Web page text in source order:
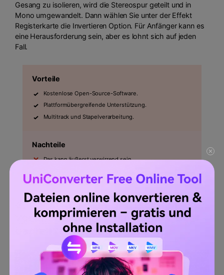
Gesang zu isolieren, wird die Stereospur geteilt und in
Mono umgewandelt. Dann wählen Sie unter der Effekt
Registerkarte die Invertieren Option. Für Anfänger kann es
eine Herausforderung sein, aber es lohnt sich auf jeden
Fall.
Vorteile
Kostenlose Open-Source-Software.
Plattformübergreifende Unterstützung.
Multitrack und Stapelverarbeitung.
Nachteile
Das kann äußerst verwirrend sein.
4. Vocal Remover und Isolation des
vocalremover.org[Kostenlos, aber
begrenzte Audiogröße]